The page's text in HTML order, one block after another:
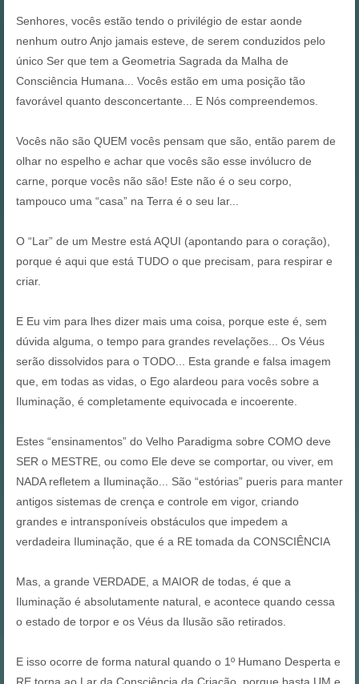
Senhores, vocês estão tendo o privilégio de estar aonde
nenhum outro Anjo jamais esteve, de serem conduzidos pelo
único Ser que tem a Geometria Sagrada da Malha de
Consciência Humana... Vocês estão em uma posição tão
favorável quanto desconcertante... E Nós compreendemos.
Vocês não são QUEM vocês pensam que são, então parem de
olhar no espelho e achar que vocês são esse invólucro de
carne, porque vocês não são! Este não é o seu corpo,
tampouco uma “casa” na Terra é o seu lar...
O “Lar” de um Mestre está AQUI (apontando para o coração),
porque é aqui que está TUDO o que precisam, para respirar e
criar.
E Eu vim para lhes dizer mais uma coisa, porque este é, sem
dúvida alguma, o tempo para grandes revelações... Os Véus
serão dissolvidos para o TODO... Esta grande e falsa imagem
que, em todas as vidas, o Ego alardeou para vocês sobre a
Iluminação, é completamente equivocada e incoerente.
Estes “ensinamentos” do Velho Paradigma sobre COMO deve
SER o MESTRE, ou como Ele deve se comportar, ou viver, em
NADA refletem a Iluminação... São “estórias” pueris para manter
antigos sistemas de crença e controle em vigor, criando
grandes e intransponíveis obstáculos que impedem a
verdadeira Iluminação, que é a RE tomada da CONSCIÊNCIA
Mas, a grande VERDADE, a MAIOR de todas, é que a
Iluminação é absolutamente natural, e acontece quando cessa
o estado de torpor e os Véus da Ilusão são retirados.
E isso ocorre de forma natural quando o 1º Humano Desperta e
RE torna ao Lar da Consciência da Criação, porque basta UM e